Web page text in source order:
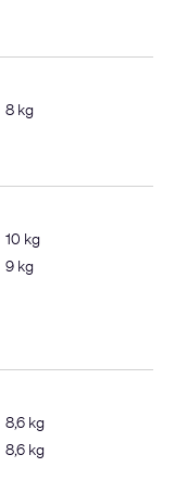
8 kg
10 kg
9 kg
8,6 kg
8,6 kg